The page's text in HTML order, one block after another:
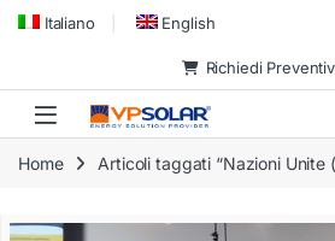
Skip to navigation
Skip to content
Italiano English
Richiedi
Home Articoli taggati “Nazioni Unite